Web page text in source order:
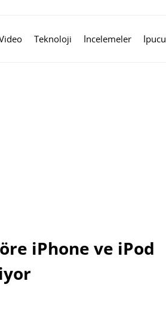
Teknoloji İncelemeler İpucu
iPhone ve iPod